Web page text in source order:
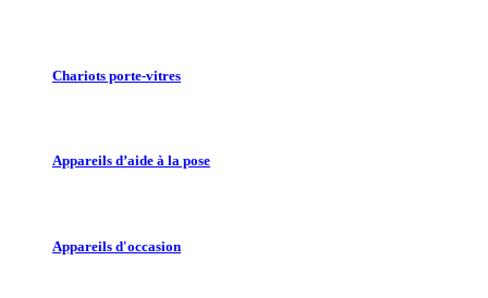
Chariots porte-vitres
Appareils d’aide à la pose
Appareils d'occasion